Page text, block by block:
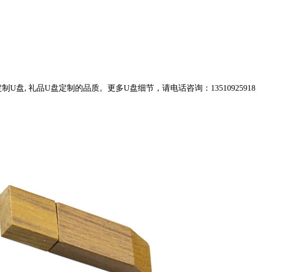
U盘, 礼品U盘定制的品质。更多U盘细节，请电话咨询：13510925918